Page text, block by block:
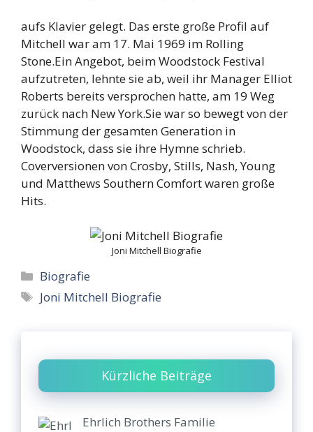
aufs Klavier gelegt. Das erste große Profil auf
Mitchell war am 17. Mai 1969 im Rolling
Stone.Ein Angebot, beim Woodstock Festival
aufzutreten, lehnte sie ab, weil ihr Manager Elliot
Roberts bereits versprochen hatte, am 19 Weg
zurück nach New York.Sie war so bewegt von der
Stimmung der gesamten Generation in
Woodstock, dass sie ihre Hymne schrieb.
Coverversionen von Crosby, Stills, Nash, Young
und Matthews Southern Comfort waren große
Hits.
Joni Mitchell Biografie
Categories
Biografie
Tags
Joni Mitchell Biografie
Kürzliche Beiträge
Ehrlich Brothers Familie